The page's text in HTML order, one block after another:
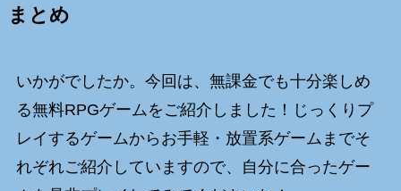
まとめ
いかがでしたか。今回は、無課金でも十分楽しめ
る無料RPGゲームをご紹介しました！じっくりプ
レイするゲームからお手軽・放置系ゲームまでそ
れぞれご紹介していますので、自分に合ったゲー